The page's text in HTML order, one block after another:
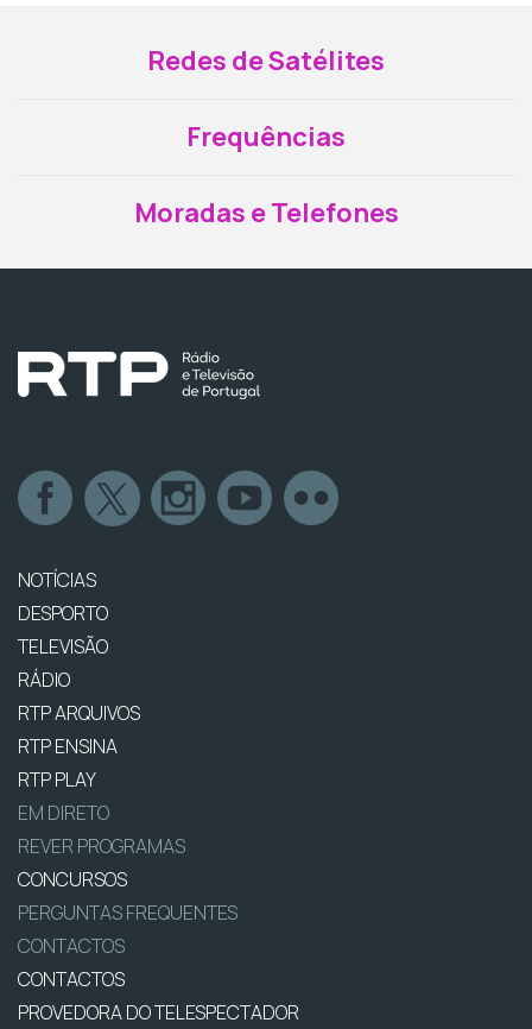
Redes de Satélites
Frequências
Moradas e Telefones
NOTÍCIAS
DESPORTO
TELEVISÃO
RÁDIO
RTP ARQUIVOS
RTP ENSINA
RTP PLAY
EM DIRETO
REVER PROGRAMAS
CONCURSOS
PERGUNTAS FREQUENTES
CONTACTOS
CONTACTOS
PROVEDORA DO TELESPECTADOR